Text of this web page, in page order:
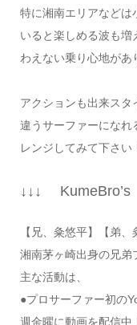
特に湘南エリアなどは
いると楽しめる波も増
わえない乗り心地があ
アクションも出来スタ
違うサーファーになれ
レンジしてみて下さい
↓↓↓
【兄、粂悠平】【弟、
湘南茅ヶ崎出身の兄弟
主な活動は、
●プロサーファー初の
週金曜に動画を配信中